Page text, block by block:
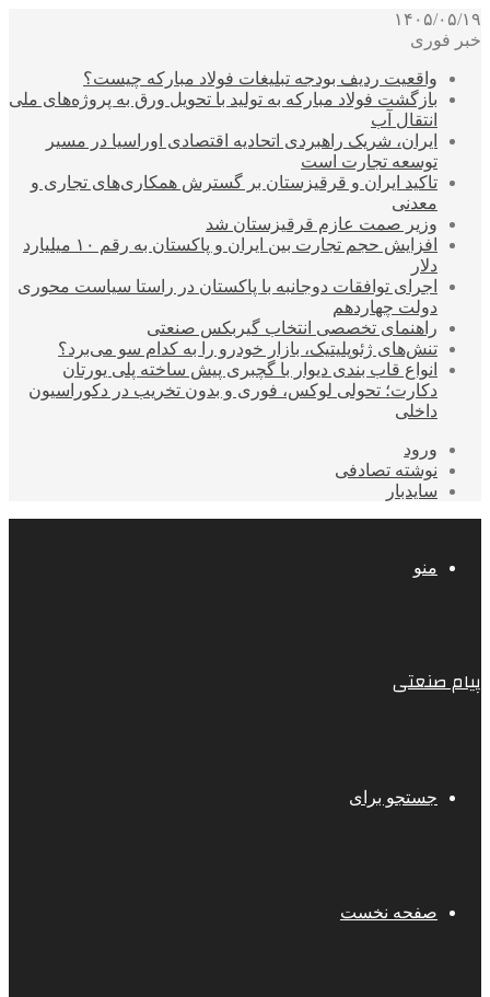
۱۴۰۵/۰۵/۱۹
خبر فوری
واقعیت ردیف بودجه تبلیغات فولاد مبارکه چیست؟
بازگشت فولاد مبارکه به تولید با تحویل ورق به پروژه‌های ملی
انتقال آب
ایران، شریک راهبردی اتحادیه اقتصادی اوراسیا در مسیر
توسعه تجارت است
تاکید ایران و قرقیزستان بر گسترش همکاری‌های تجاری و
معدنی
وزیر صمت عازم قرقیزستان شد
افزایش حجم تجارت بین ایران و پاکستان به رقم ۱۰ میلیارد
دلار
اجرای توافقات دوجانبه با پاکستان در راستا سیاست محوری
دولت چهاردهم
راهنمای تخصصی انتخاب گیربکس صنعتی
تنش‌های ژئوپلیتیک، بازار خودرو را به کدام سو می‌برد؟
انواع قاب بندی دیوار با گچبری پیش ساخته پلی یورتان
دکارت؛ تحولی لوکس، فوری و بدون تخریب در دکوراسیون
داخلی
ورود
نوشته تصادفی
سایدبار
منو
پیام صنعتی
جستجو برای
صفحه نخست